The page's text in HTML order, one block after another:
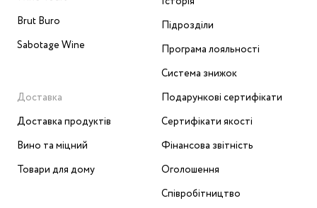
Brut Buro
Sabotage Wine
Доставка
Доставка продуктів
Вино та міцний
Товари для дому
Підрозділи
Програма лояльності
Система знижок
Подарункові сертифікати
Сертифікати якості
Фінансова звітність
Оголошення
Співробітництво